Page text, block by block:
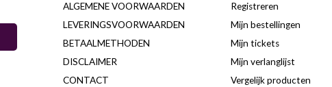
ALGEMENE VOORWAARDEN
LEVERINGSVOORWAARDEN
BETAALMETHODEN
DISCLAIMER
CONTACT
Registreren
Mijn bestellingen
Mijn tickets
Mijn verlanglijst
Vergelijk producten